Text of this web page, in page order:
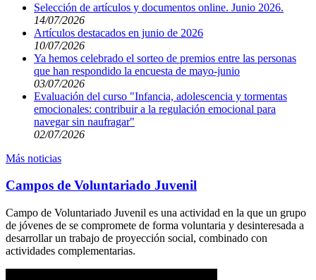
Selección de artículos y documentos online. Junio 2026.
14/07/2026
Artículos destacados en junio de 2026
10/07/2026
Ya hemos celebrado el sorteo de premios entre las personas
que han respondido la encuesta de mayo-junio
03/07/2026
Evaluación del curso "Infancia, adolescencia y tormentas
emocionales: contribuir a la regulación emocional para
navegar sin naufragar"
02/07/2026
Más noticias
Campos de Voluntariado Juvenil
Campo de Voluntariado Juvenil es una actividad en la que un grupo
de jóvenes de se compromete de forma voluntaria y desinteresada a
desarrollar un trabajo de proyección social, combinado con
actividades complementarias.